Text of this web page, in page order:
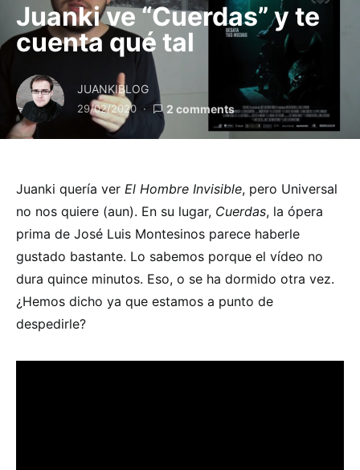
Juanki ve “Cuerdas” y te
cuenta qué tal
JUANKIBLOG
29/02/2020 2 comments
Juanki quería ver El Hombre Invisible, pero Universal
no nos quiere (aun). En su lugar, Cuerdas, la ópera
prima de José Luis Montesinos parece haberle
gustado bastante. Lo sabemos porque el vídeo no
dura quince minutos. Eso, o se ha dormido otra vez.
¿Hemos dicho ya que estamos a punto de
despedirle?